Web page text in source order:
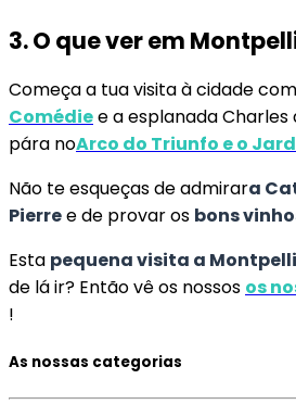
3. O que ver em
Começa a tua visita à cidade com
Comédiee a esplanada Charles
pára noArco do Triunfo e o
Não te esqueças de admirara
Pierree de provar os bons
Esta pequena visita a
de lá ir? Então vê os nossos os
!
As nossas categorias